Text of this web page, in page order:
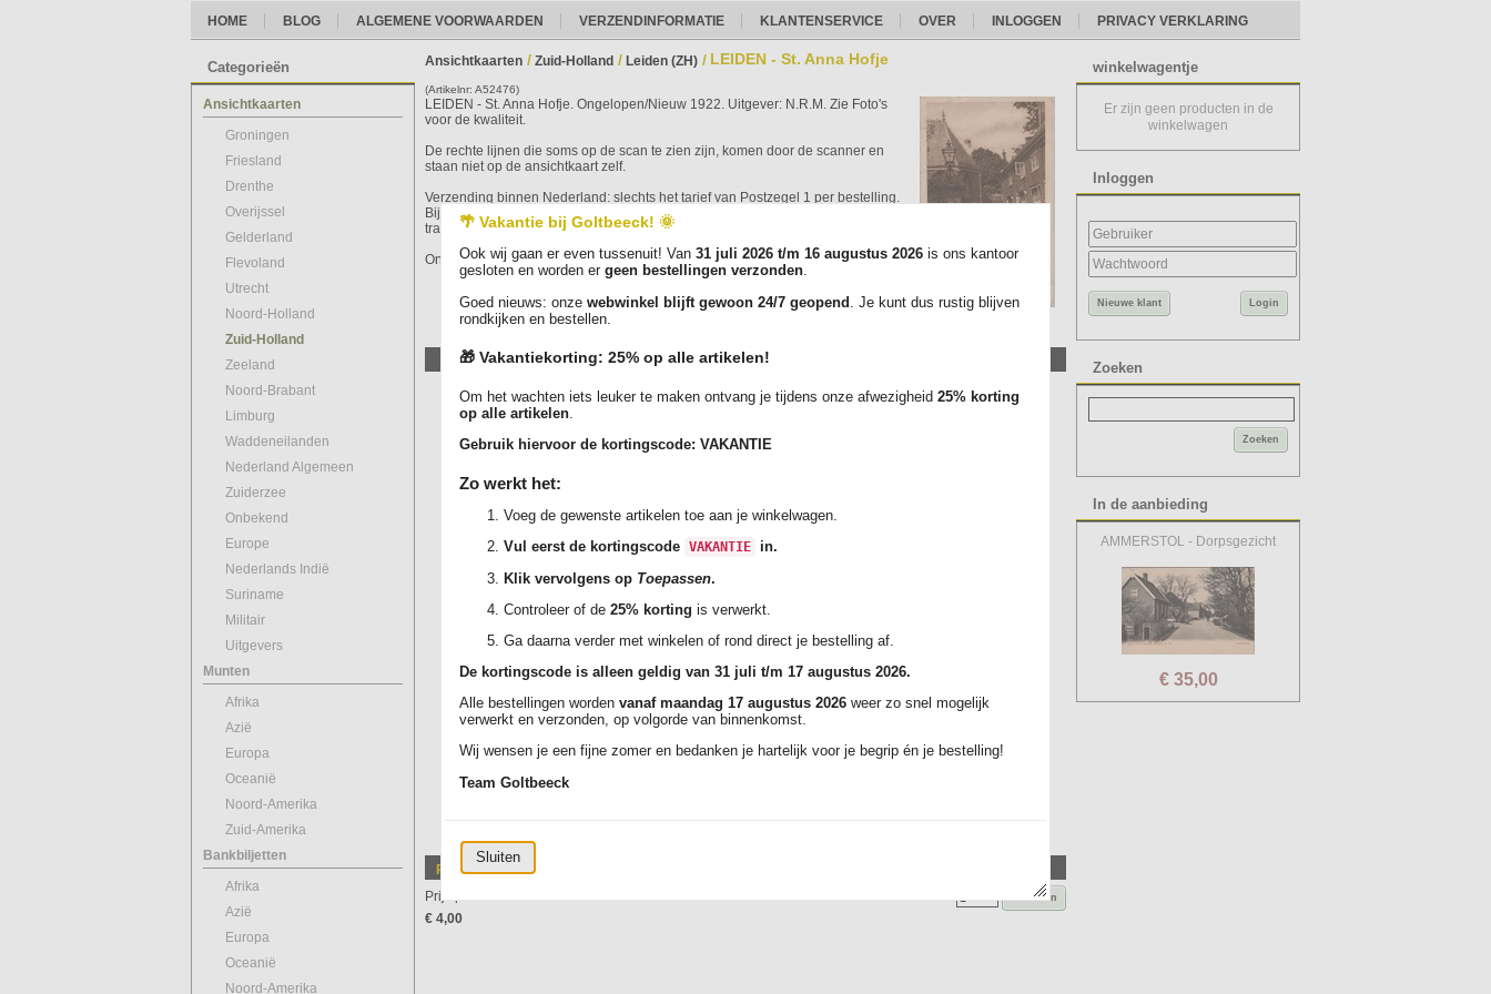
HOME BLOG ALGEMENE VOORWAARDEN VERZENDINFORMATIE KLANTENSERVICE OVER INLOGGEN PRIVACY VERKLARING
Categorieën
Ansichtkaarten
Groningen
Friesland
Drenthe
Overijssel
Gelderland
Flevoland
Utrecht
Noord-Holland
Zuid-Holland
Zeeland
Noord-Brabant
Limburg
Waddeneilanden
Nederland Algemeen
Zuiderzee
Onbekend
Europe
Nederlands Indië
Suriname
Militair
Uitgevers
Munten
Afrika
Azië
Europa
Oceanië
Noord-Amerika
Zuid-Amerika
Bankbiljetten
Afrika
Azië
Europa
Oceanië
Noord-Amerika
Ansichtkaarten / Zuid-Holland / Leiden (ZH) / LEIDEN - St. Anna Hofje
(Artikelnr: A52476)
Vergroot
LEIDEN - St. Anna Hofje. Ongelopen/Nieuw 1922. Uitgever: N.R.M. Zie Foto's
voor de kwaliteit.
De rechte lijnen die soms op de scan te zien zijn, komen door de scanner en
staan niet op de ansichtkaart zelf.
Verzending binnen Nederland: slechts het tarief van Postzegel 1 per bestelling.
Bij bestellingen vanaf EUR 35,- verzenden we gratis als brievenbuspakketje met
track & trace. Elke kaart wordt zorgvuldig verpakt in een plastic beschermhoesje.
Ontdek ons ruime aanbod en bestel vandaag nog jouw favoriete kaarten!
Foto('s):
Prijsinformatie:
Prijs per stuk:
€ 4,00
Bestellen
winkelwagentje
Er zijn geen producten in de
winkelwagen
Inloggen
Nieuwe klant Login
Zoeken
Zoeken
In de aanbieding
AMMERSTOL - Dorpsgezicht
€ 35,00
🌴 Vakantie bij Goltbeeck! 🌞
Ook wij gaan er even tussenuit! Van 31 juli 2026 t/m 16 augustus 2026is ons kantoor
gesloten en worden er geen bestellingen verzonden.
Goed nieuws: onze webwinkel blijft gewoon 24/7 geopend . Je kunt dus rustig blijven
rondkijken en bestellen.
🎁 Vakantiekorting: 25% op alle artikelen!
Om het wachten iets leuker te maken ontvang je tijdens onze afwezigheid 25% korting
op alle artikelen.
Gebruik hiervoor de kortingscode: VAKANTIE
Zo werkt het:
Voeg de gewenste artikelen toe aan je winkelwagen.
Vul eerst de kortingscode VAKANTIE
in.
Klik vervolgens op Toepassen.
Controleer of de 25% korting is verwerkt.
Ga daarna verder met winkelen of rond direct je bestelling af.
De kortingscode is alleen geldig van 31 juli t/m 17 augustus 2026.
Alle bestellingen worden vanaf maandag 17 augustus 2026weer zo snel mogelijk
verwerkt en verzonden, op volgorde van binnenkomst.
Wij wensen je een fijne zomer en bedanken je hartelijk voor je begrip én je bestelling!
Team Goltbeeck
Sluiten